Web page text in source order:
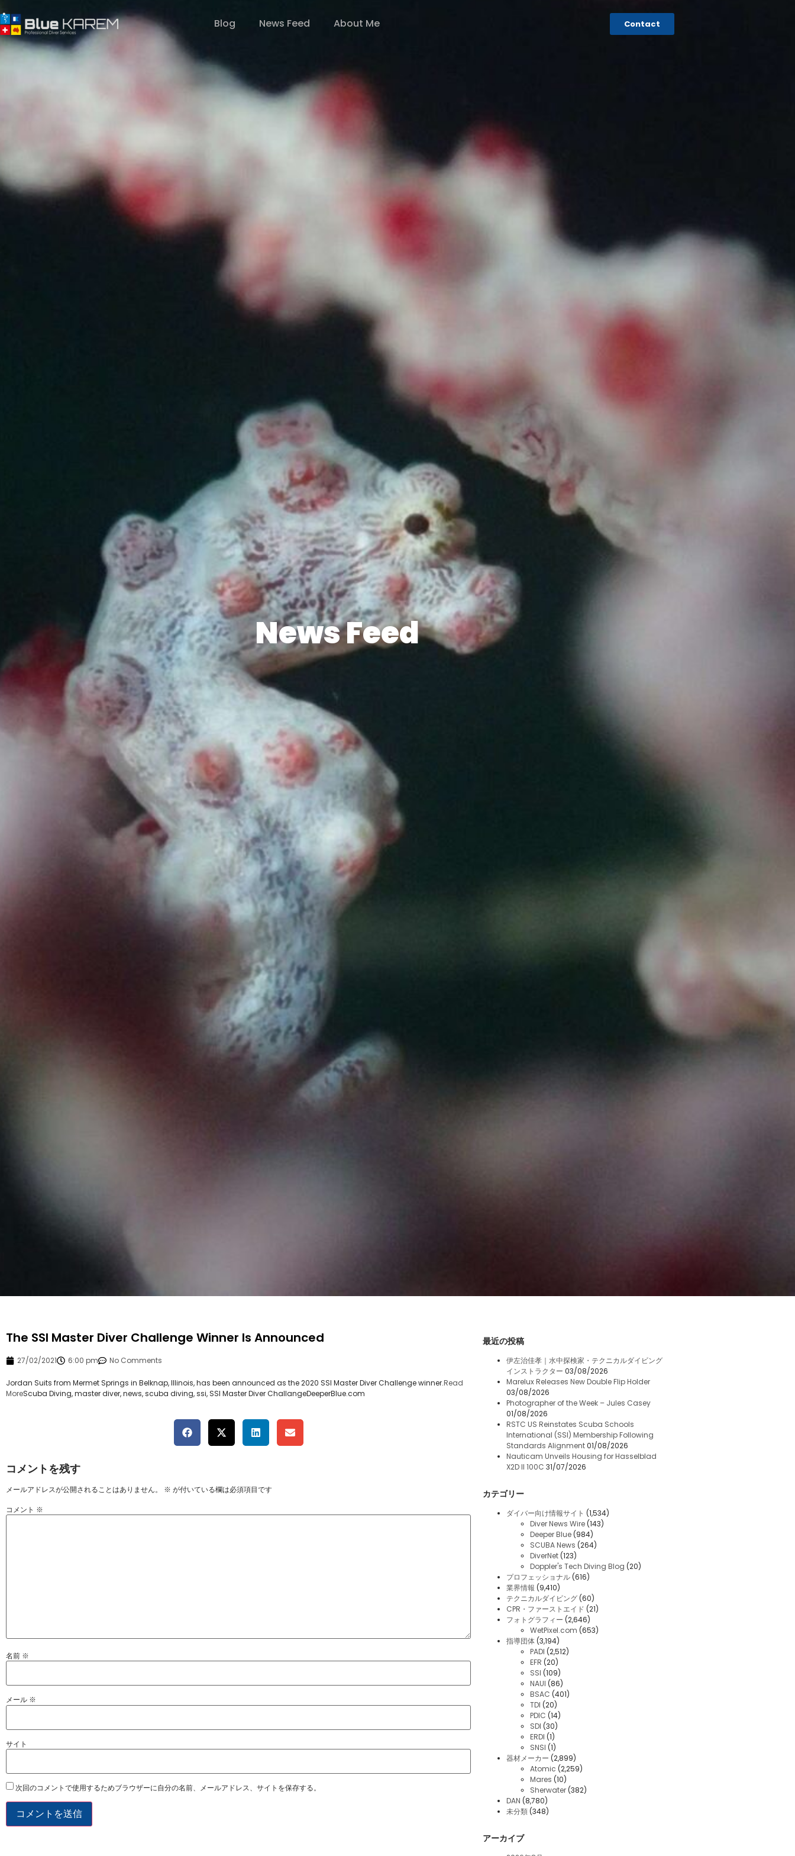
Blog News Feed About Me Contact
News Feed
The SSI Master Diver Challenge Winner Is Announced
27/02/2021 6:00 pm No Comments
Jordan Suits from Mermet Springs in Belknap, Illinois, has been announced as the 2020 SSI Master Diver Challenge winner.Read
MoreScuba Diving, master diver, news, scuba diving, ssi, SSI Master Diver ChallangeDeeperBlue.com
コメントを残す
メールアドレスが公開されることはありません。 ※ が付いている欄は必須項目です
コメント ※
名前 ※
メール ※
サイト
次回のコメントで使用するためブラウザーに自分の名前、メールアドレス、サイトを保存する。
最近の投稿
伊左治佳孝｜水中探検家・テクニカルダイビング
インストラクター 03/08/2026
Marelux Releases New Double Flip Holder
03/08/2026
Photographer of the Week – Jules Casey
01/08/2026
RSTC US Reinstates Scuba Schools
International (SSI) Membership Following
Standards Alignment 01/08/2026
Nauticam Unveils Housing for Hasselblad
X2D II 100C 31/07/2026
カテゴリー
ダイバー向け情報サイト (1,534)
Diver News Wire (143)
Deeper Blue (984)
SCUBA News (264)
DiverNet (123)
Doppler's Tech Diving Blog (20)
プロフェッショナル (616)
業界情報 (9,410)
テクニカルダイビング (60)
CPR・ファーストエイド (21)
フォトグラフィー (2,646)
WetPixel.com (653)
指導団体 (3,194)
PADI (2,512)
EFR (20)
SSI (109)
NAUI (86)
BSAC (401)
TDI (20)
PDIC (14)
SDI (30)
ERDI (1)
SNSI (1)
器材メーカー (2,899)
Atomic (2,259)
Mares (10)
Sherwater (382)
DAN (8,780)
未分類 (348)
アーカイブ